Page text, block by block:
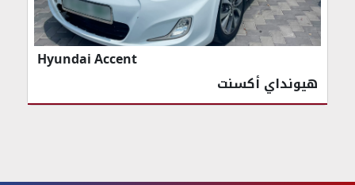
Hyundai Accent
هيونداي أكسنت